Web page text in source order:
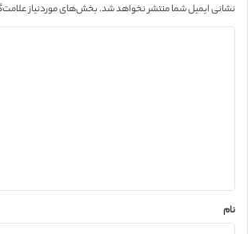
نشانی ایمیل شما منتشر نخواهد شد.بخش‌های موردنیاز
نام